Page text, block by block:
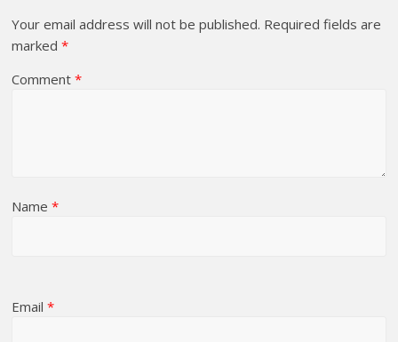
Your email address will not be published. Required fields are
marked*
Comment*
Name*
Email*